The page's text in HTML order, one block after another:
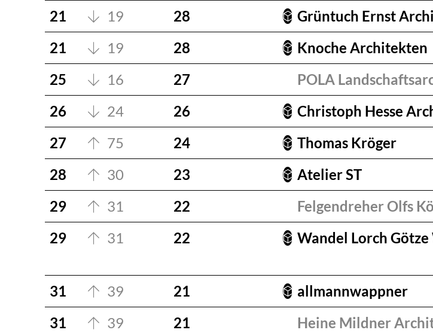
21
19 28 Grüntuch Ernst
21
19 28 Knoche Architekten
25
16 27 POLA
26
24 26 Christoph Hesse
27
75 24 Thomas Kröger
28
30 23 Atelier ST
29
31 22 Felgendreher Olfs
29
31 22 Wandel Lorch Götze
31
39 21 allmannwappner
31
39 21 Heine Mildner